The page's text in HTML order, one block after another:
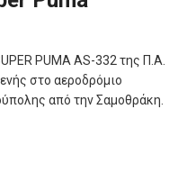
PUMA AS-332 της Π.Α.
στο αεροδρόμιο
από την Σαμοθράκη.